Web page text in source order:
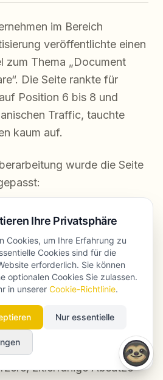
im Bereich
veröffentlichte einen
zum Thema „Document
Die Seite rankte für
Position 6 bis 8 und
Traffic, tauchte
kaum auf.
wurde die Seite
im Einstieg mit 95
„Was ist Document
ergänzt
zitierfähige Absätze
Ihre Privatsphäre
Cookies, um Ihre Erfahrung zu
Cookies sind für die
erforderlich. Sie können
optionalen Cookies Sie zulassen.
in unserer Cookie-Richtlinie.
Nur essentielle